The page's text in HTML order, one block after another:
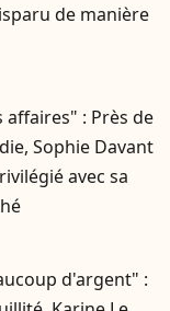
de manière
affaires" : Près de
Sophie Davant
avec sa
d'argent" :